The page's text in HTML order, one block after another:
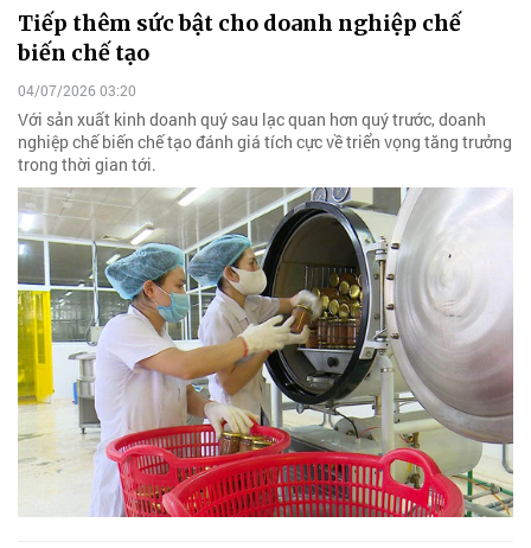
Tiếp thêm sức bật cho doanh nghiệp chế
biến chế tạo
04/07/2026 03:20
Với sản xuất kinh doanh quý sau lạc quan hơn quý trước, doanh
nghiệp chế biến chế tạo đánh giá tích cực về triển vọng tăng trưởng
trong thời gian tới.